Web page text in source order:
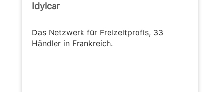
Idylcar
Das Netzwerk für Freizeitprofis, 33
Händler in Frankreich.